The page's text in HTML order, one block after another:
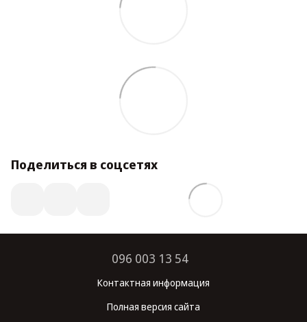
Поделиться в соцсетях
096 003 13 54
Контактная информация
Полная версия сайта